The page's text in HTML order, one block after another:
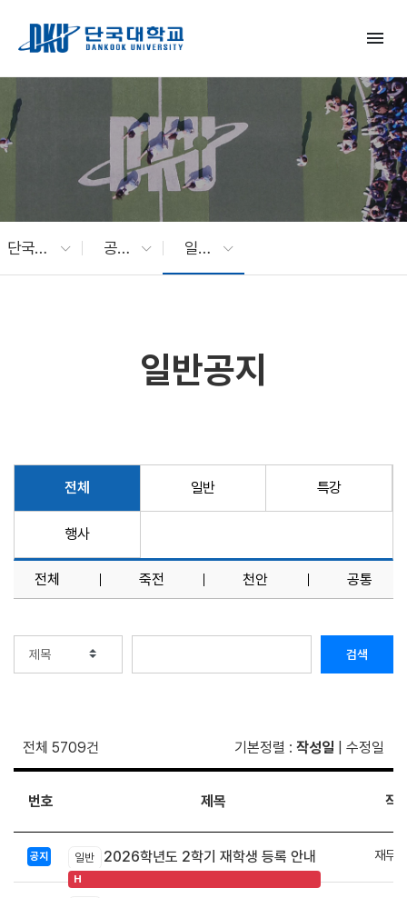
menu
단국대 소식 공지사항 일반공지
일반공지
전체 일반 특강
행사
전체 죽전 천안 공통
검색
전체 5709건 기본정렬 : 작성일 수정일
번호 제목 작
공지 일반 2026학년도 2학기 재학생 등록 안내
H
재무